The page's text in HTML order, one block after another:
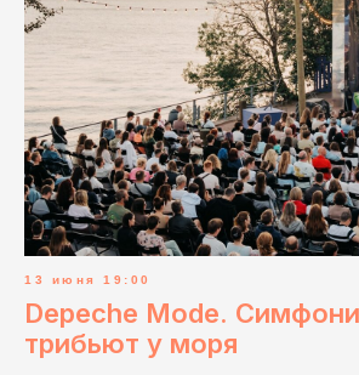
13 июня 19:00
Depeche Mode.
трибьют у моря